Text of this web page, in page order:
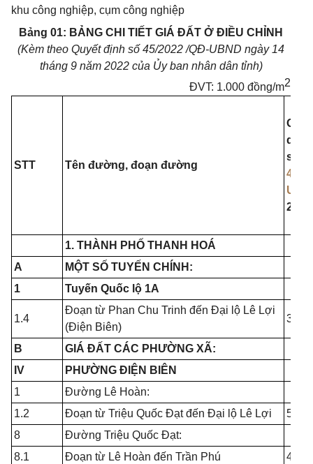
khu công nghiệp, cụm công nghiệp
Bảng 01: BẢNG CHI TIẾT GIÁ ĐẤT Ở ĐIỀU CHỈNH
(Kèm theo Quyết định số 45/2022 /QĐ-UBND ngày 14
tháng 9 năm 2022 của Ủy ban nhân dân tỉnh)
ĐVT: 1.000 đồng/m2
STT Tên đường, đoạn đường
Giá
số
44/
23/
1. THÀNH PHỐ THANH HOÁ
A
MỘT SỐ TUYẾN CHÍNH:
1
Tuyến Quốc lộ 1A
1.4
Đoạn từ Phan Chu Trinh đến Đại lộ Lê Lợi
(Điện Biên)
B
GIÁ ĐẤT CÁC PHƯỜNG XÃ:
IV
PHƯỜNG ĐIỆN BIÊN
1
Đường Lê Hoàn:
1.2
Đoạn từ Triệu Quốc Đạt đến Đại lộ Lê Lợi
8
Đường Triệu Quốc Đạt:
8.1
Đoạn từ Lê Hoàn đến Trần Phú